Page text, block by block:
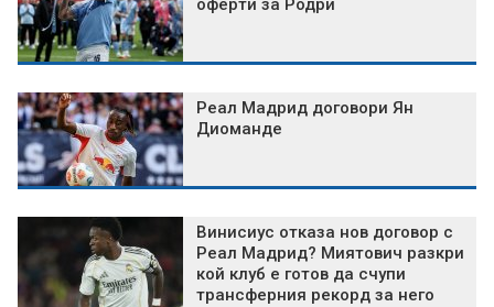
оферти за Родри
Реал Мадрид договори Ян
Диоманде
Винисиус отказа нов договор с
Реал Мадрид? Миятович разкри
кой клуб е готов да счупи
трансферния рекорд за него